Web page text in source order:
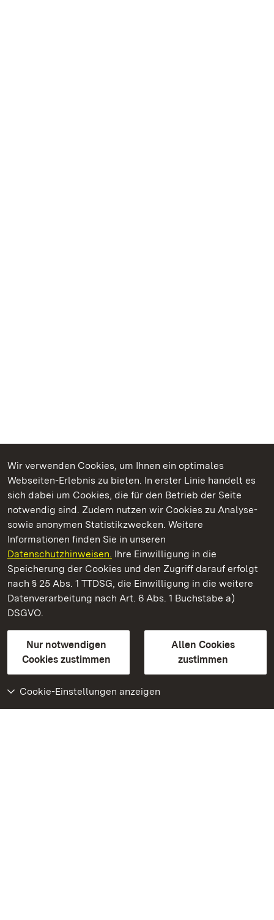
Wir verwenden Cookies, um Ihnen ein optimales
Webseiten-Erlebnis zu bieten. In erster Linie handelt es
sich dabei um Cookies, die für den Betrieb der Seite
notwendig sind. Zudem nutzen wir Cookies zu Analyse-
sowie anonymen Statistikzwecken. Weitere
Informationen finden Sie in unseren
Datenschutzhinweisen. Ihre Einwilligung in die
Speicherung der Cookies und den Zugriff darauf erfolgt
nach § 25 Abs. 1 TTDSG, die Einwilligung in die weitere
Datenverarbeitung nach Art. 6 Abs. 1 Buchstabe a)
DSGVO.
Nur notwendigen
Cookies zustimmen
Allen Cookies
zustimmen
Cookie-Einstellungen anzeigen
Kommen. Staunen. Genießen.
Staatliche Schlösser und Gärten Baden‑Württemberg
Staatliche Schlösser und Gärten Baden-Württemberg
Kontakt
GebärdenspracheLeichte Sprache
Erklärung zur Barrierefreiheit
BITV-konform (geprüfte Seiten)
Weiteres